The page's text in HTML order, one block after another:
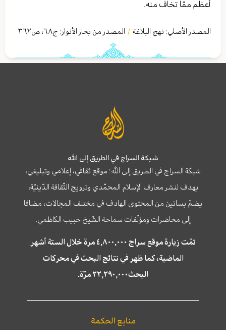
أعظم ممّا تخاف منه.
المصدر الأصلي: نهج البلاغة / المصدر من بحار الأنوار: ج٦٨، ص٣٦٢
شبكة السراج في الطريق إلى الله
شبكة السراج في الطريق إلى الله؛ موقع ثقافي، إعلامي وتبليغي،
يهدف لنشر معارف الإسلام المحمّدي وترويج الثّقافة الدّينيّة،
يضمّ بساتين من المحتوى الهادف في مختلف المجالات، مضافا
إلى محاضرات ومؤلّفات سماحة الشّيخ حبيب الكاظمي.
تمّت زيارة موقع سراج ٤,٨٠٠,٠٠٠ مرة خلال الستة أشهر
الماضية، كما ظهر في نتائج البحث في محركات
البحث٢٢,٢٩٠,٠٠٠ مرّة.
منابع الحكمة